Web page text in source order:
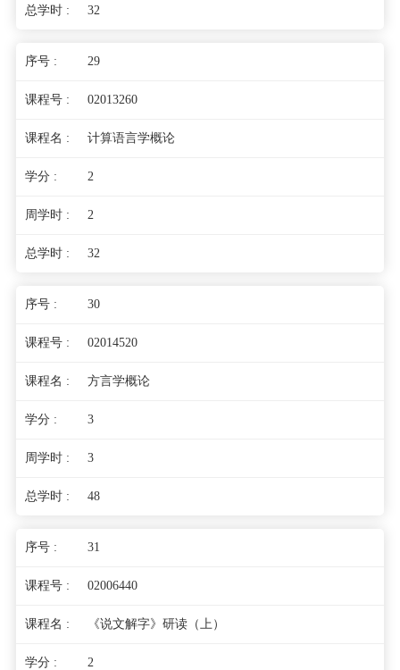
32
29
02013260
计算语言学概论
2
2
32
30
02014520
方言学概论
3
3
48
31
02006440
《说文解字》研读（上）
2